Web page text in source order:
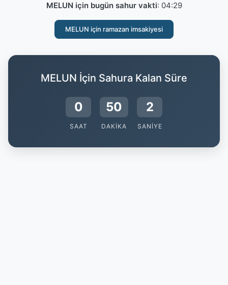
MELUN için bugün sahur vakti: 04:29
MELUN için ramazan imsakiyesi
MELUN İçin Sahura Kalan Süre
0
SAAT
50
DAKIKA
2
SANIYE